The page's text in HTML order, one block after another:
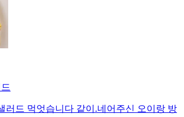
러드 먹엇습니다 같이.네어주신 오이랑 방